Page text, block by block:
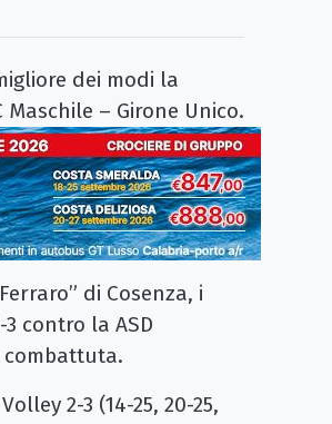
dei modi la
– Girone Unico.
di Cosenza, i
contro la ASD
2-3 (14-25, 20-25,